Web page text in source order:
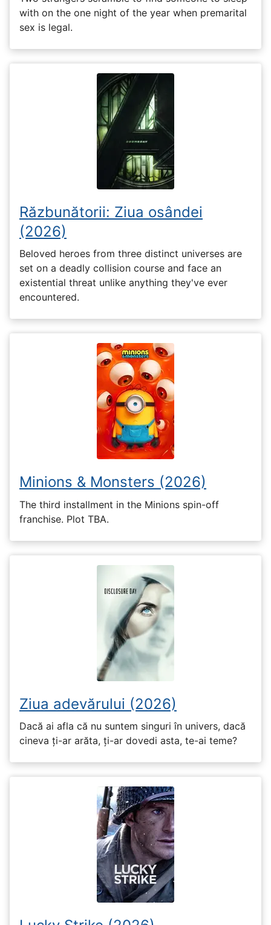
with on the one night of the year when premarital
sex is legal.
Răzbunătorii: Ziua osândei
(2026)
Beloved heroes from three distinct universes are
set on a deadly collision course and face an
existential threat unlike anything they've ever
encountered.
Minions & Monsters (2026)
The third installment in the Minions spin-off
franchise. Plot TBA.
Ziua adevărului (2026)
Dacă ai afla că nu suntem singuri în univers, dacă
cineva ți-ar arăta, ți-ar dovedi asta, te-ai teme?